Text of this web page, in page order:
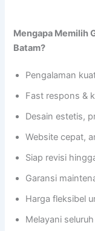
Mengapa Memilih
Batam?
Pengalaman
Fast respons &
Desain estetis,
Website cepat,
Siap revisi
Garansi
Harga fleksibel
Melayani